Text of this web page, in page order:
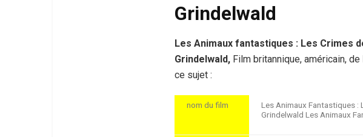
Grindelwald
Les Animaux fantastiques : Les Crimes
Grindelwald, Film britannique, américain, de
ce sujet :
nom du film
Les Animaux Fantastiques :
Grindelwald Les Animaux